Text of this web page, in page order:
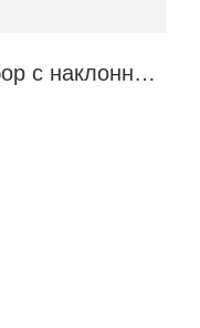
Полоса препятствий "Забор с наклонной доской"